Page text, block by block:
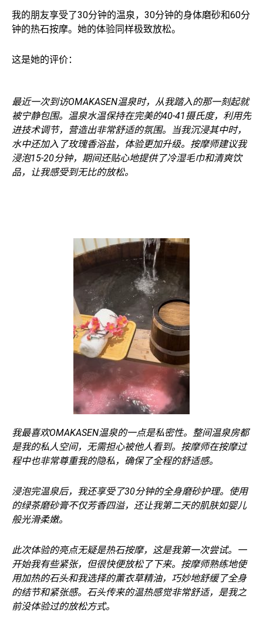
我的朋友享受了30分钟的温泉，30分钟的身体磨砂和60分
钟的热石按摩。她的体验同样极致放松。
这是她的评价：
最近一次到访OMAKASEN温泉时，从我踏入的那一刻起就
被宁静包围。温泉水温保持在完美的40-41摄氏度，利用先
进技术调节，营造出非常舒适的氛围。当我沉浸其中时，
水中还加入了玫瑰香浴盐，体验更加升级。按摩师建议我
浸泡15-20分钟，期间还贴心地提供了冷湿毛巾和清爽饮
品，让我感受到无比的放松。
我最喜欢OMAKASEN温泉的一点是私密性。整间温泉房都
是我的私人空间，无需担心被他人看到。按摩师在按摩过
程中也非常尊重我的隐私，确保了全程的舒适感。
浸泡完温泉后，我还享受了30分钟的全身磨砂护理。使用
的绿茶磨砂膏不仅芳香四溢，还让我第二天的肌肤如婴儿
般光滑柔嫩。
此次体验的亮点无疑是热石按摩，这是我第一次尝试。一
开始我有些紧张，但很快便放松了下来。按摩师熟练地使
用加热的石头和我选择的薰衣草精油，巧妙地舒缓了全身
的结节和紧张感。石头传来的温热感觉非常舒适，是我之
前没体验过的放松方式。